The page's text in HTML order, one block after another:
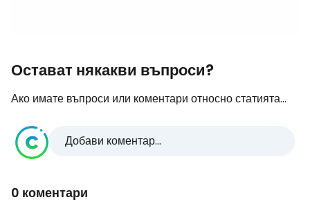
Остават някакви въпроси?
Ако имате въпроси или коментари относно статията...
Добави коментар...
0 коментари